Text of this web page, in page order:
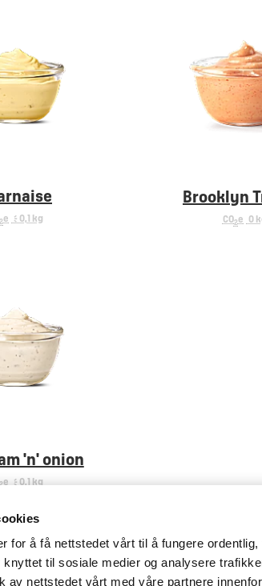
for å få nettstedet vårt til å fungere
til sosiale medier og analysere
av nettstedet vårt med våre partnere
e < 0,1 kg
Brooklyn
CO2e 0
'n' onion
e < 0,1 kg